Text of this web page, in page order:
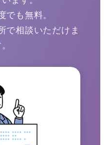
でも無料。
で相談いただけま